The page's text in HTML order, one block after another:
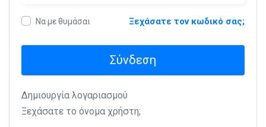
Να με θυμάσαι Ξεχάσατε τον κωδικό σας;
Σύνδεση
Δημιουργία λογαριασμού
Ξεχάσατε το όνομα χρήστη;